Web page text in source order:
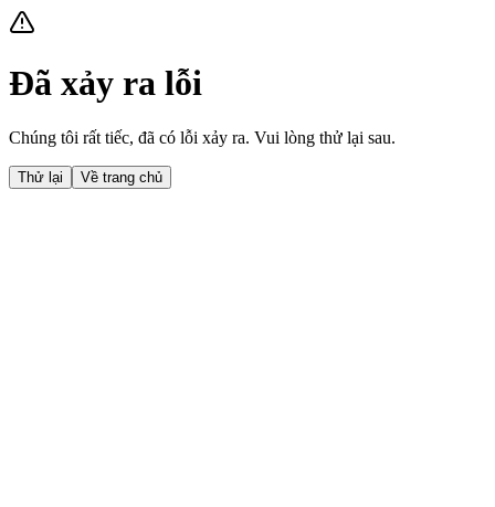
Đã xảy ra lỗi
Chúng tôi rất tiếc, đã có lỗi xảy ra. Vui lòng thử lại sau.
Thử lại Về trang chủ